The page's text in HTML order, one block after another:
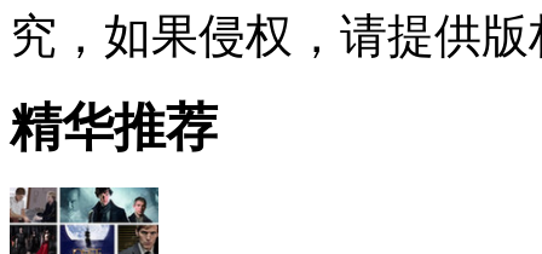
究，如果侵权，请提供
精华推荐